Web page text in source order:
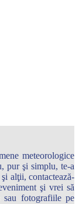
meteorologice
pur şi simplu, te-a
alţii, contactează-
şi vrei să
sau fotografiile pe